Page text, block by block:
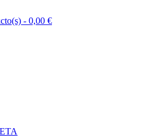
- 0,00 €